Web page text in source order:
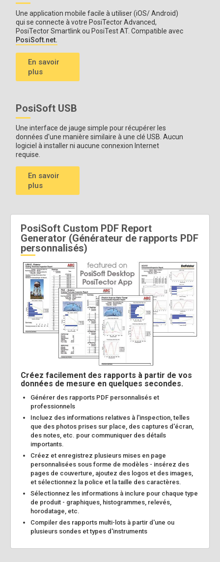
Une application mobile facile à utiliser (iOS/ Android)
qui se connecte à votre PosiTector Advanced,
PosiTector Smartlink ou PosiTest AT. Compatible avec
PosiSoft.net.
En savoir
plus
PosiSoft USB
Une interface de jauge simple pour récupérer les
données d'une manière similaire à une clé USB. Aucun
logiciel à installer ni aucune connexion Internet
requise.
En savoir
plus
PosiSoft Custom PDF Report
Generator (Générateur de rapports PDF
personnalisés)
Créez facilement des rapports à partir de vos
données de mesure en quelques secondes.
Générer des rapports PDF personnalisés et
professionnels
Incluez des informations relatives à l'inspection, telles
que des photos prises sur place, des captures d'écran,
des notes, etc. pour communiquer des détails
importants.
Créez et enregistrez plusieurs mises en page
personnalisées sous forme de modèles - insérez des
pages de couverture, ajoutez des logos et des images,
et sélectionnez la police et la taille des caractères.
Sélectionnez les informations à inclure pour chaque type
de produit - graphiques, histogrammes, relevés,
horodatage, etc.
Compiler des rapports multi-lots à partir d'une ou
plusieurs sondes et types d'instruments